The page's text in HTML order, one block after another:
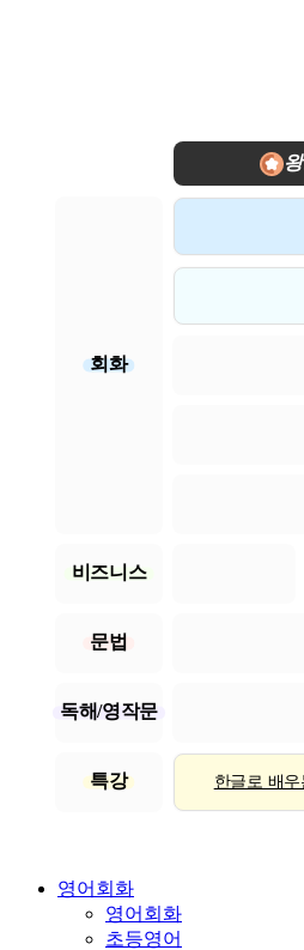
회화
비즈니스
문법
독해/영작문
특강 한글로 배
영어회화
영어회화
초등영어